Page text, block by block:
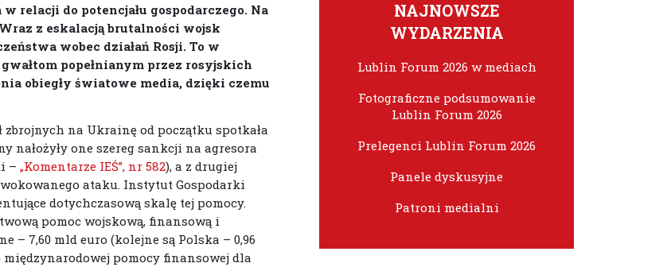
relacji do potencjału gospodarczego. Na
z eskalacją brutalności wojsk
wobec działań Rosji. To w
popełnianym przez rosyjskich
obiegły światowe media, dzięki czemu
na Ukrainę od początku spotkała
nałożyły one szereg sankcji na agresora
– „Komentarze IEŚ”, nr 582), a z drugiej
ataku. Instytut Gospodarki
dotychczasową skalę tej pomocy.
pomoc wojskową, finansową i
– 7,60 mld euro (kolejne są Polska – 0,96
pomocy finansowej dla
NAJNOWSZE
WYDARZENIA
Lublin Forum 2026 w mediach
Fotograficzne podsumowanie
Lublin Forum 2026
Prelegenci Lublin Forum 2026
Panele dyskusyjne
Patroni medialni